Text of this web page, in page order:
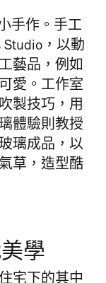
手作 。手工
Studio，以動
藝品，例如
愛。工作室
製技巧，用
體驗則教授
璃成品，以
草，造型酷
學